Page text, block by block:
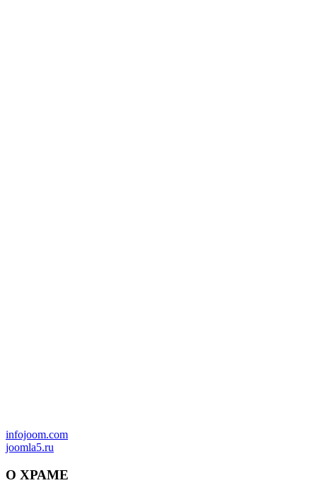
infojoom.com
joomla5.ru
О ХРАМЕ